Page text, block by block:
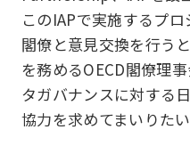
このIAPで実施するプ
閣僚と意見交換を行う
を務めるOECD閣僚理
タガバナンスに対する
協力を求めてまいりたい